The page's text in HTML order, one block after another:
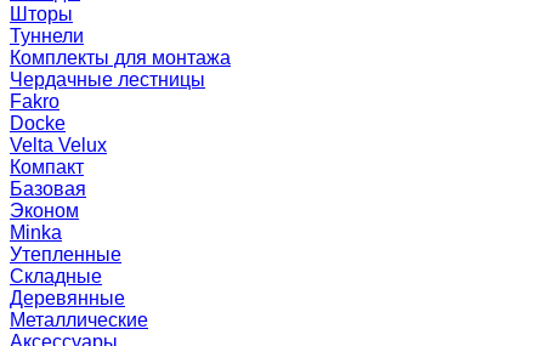
Шторы
Туннели
Комплекты для монтажа
Чердачные лестницы
Fakro
Docke
Velta Velux
Компакт
Базовая
Эконом
Minka
Утепленные
Складные
Деревянные
Металлические
Аксессуары